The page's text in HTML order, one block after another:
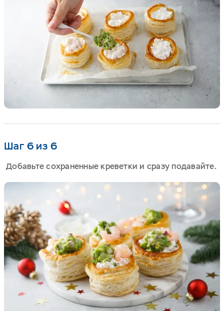
Шаг 6 из 6
Добавьте сохраненные креветки и сразу подавайте.